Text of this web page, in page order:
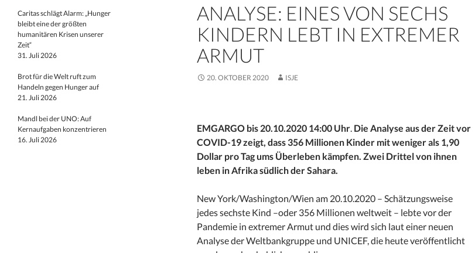
ANALYSE: EINES VON SECHS
KINDERN LEBT IN EXTREMER
ARMUT
20. OKTOBER 2020 ISJE
EMGARGO bis 20.10.2020 14:00 Uhr. Die Analyse aus der Zeit vor
COVID-19 zeigt, dass 356 Millionen Kinder mit weniger als 1,90
Dollar pro Tag ums Überleben kämpfen. Zwei Drittel von ihnen
leben in Afrika südlich der Sahara.
New York/Washington/Wien am 20.10.2020 – Schätzungsweise
jedes sechste Kind –oder 356 Millionen weltweit – lebte vor der
Pandemie in extremer Armut und dies wird sich laut einer neuen
Analyse der Weltbankgruppe und UNICEF, die heute veröffentlicht
Caritas schlägt Alarm: „Hunger
bleibt eine der größten
humanitären Krisen unserer
Zeit“
31. Juli 2026
Brot für die Welt ruft zum
Handeln gegen Hunger auf
21. Juli 2026
Mandl bei der UNO: Auf
Kernaufgaben konzentrieren
16. Juli 2026